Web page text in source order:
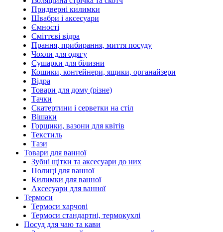
Придверні килимки
Швабри і аксесуари
Ємності
Сміттєві відра
Прання, прибирання, миття посуду
Чохли для одягу
Сушарки для білизни
Кошики, контейнери, ящики, органайзери
Відра
Товари для дому (різне)
Тачки
Скатертини і серветки на стіл
Вішаки
Горщики, вазони для квітів
Текстиль
Тази
Товари для ванної
Зубні щітки та аксесуари до них
Полиці для ванної
Килимки для ванної
Аксесуари для ванної
Термоси
Термоси харчові
Термоси стандартні, термокухлі
Посуд для чаю та кави